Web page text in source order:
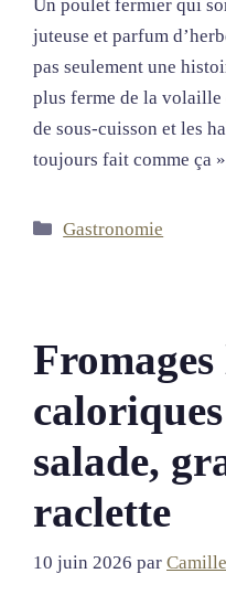
Un poulet fermier qui
juteuse et parfum
pas seulement une
plus ferme de la volaille
de sous-cuisson et les
toujours fait comme ça
Catégories
Gastronomie
Fromages
salade,
raclette
10 juin 2026 par